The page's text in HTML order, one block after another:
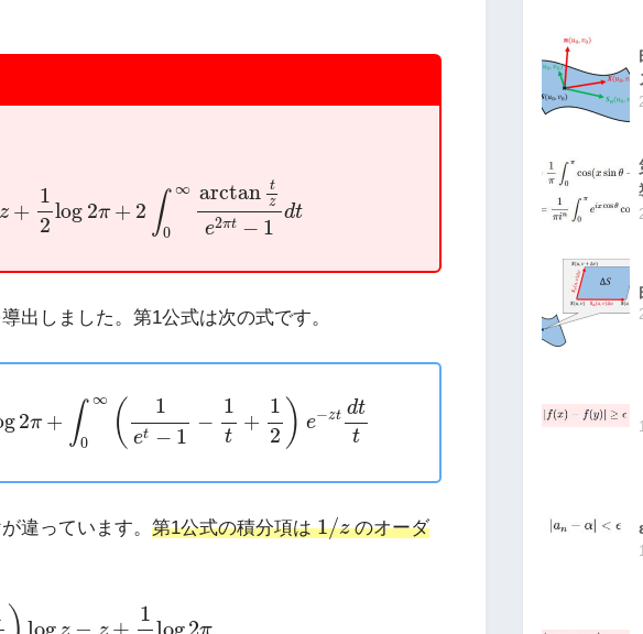
z +
1
2
log 2π + 2 ∫ ∞
0
arctan
t
z
e2πt − 1
dt
π d
出しました。第1公式は次の式です。
2π + ∫ ∞
0 ( 1
et − 1
−
1
t
+
1
2 ) e−zt dt
t
∞(1 et − ) tdt
違っています。 第1公式の積分項は1/z
1 /z のオーダ
z z
1
π
)log log2